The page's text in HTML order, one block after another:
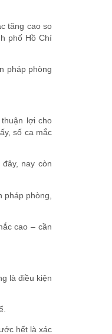
tăng cao so
phố Hồ Chí
pháp phòng
lợi cho
số ca mắc
nay còn
phòng,
cao – cần
là điều kiện
hết là xác